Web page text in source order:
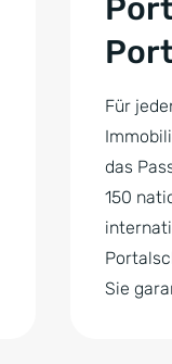
Für
das
150
Sie